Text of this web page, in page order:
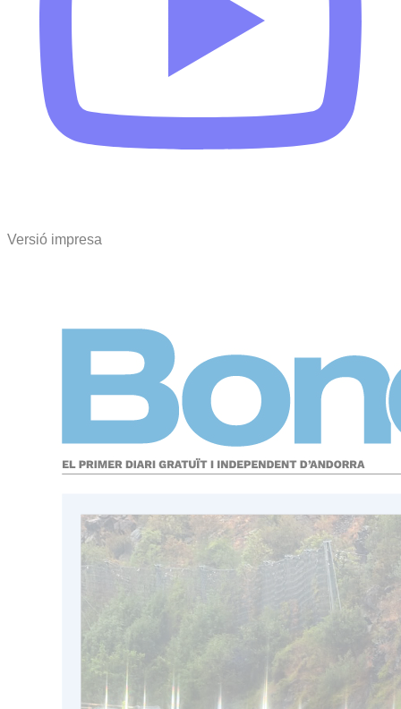
Versió impresa